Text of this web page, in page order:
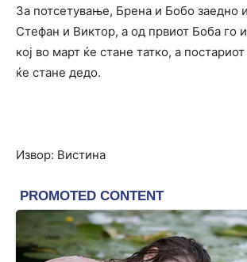
За потсетување, Брена и Бобо заедно
Стефан и Виктор, а од првиот Боба го
кој во март ќе стане татко, а
ќе стане дедо.
Извор: Вистина